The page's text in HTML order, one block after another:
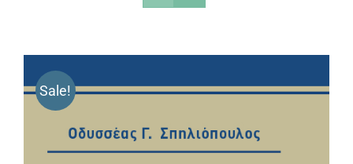
Sale!